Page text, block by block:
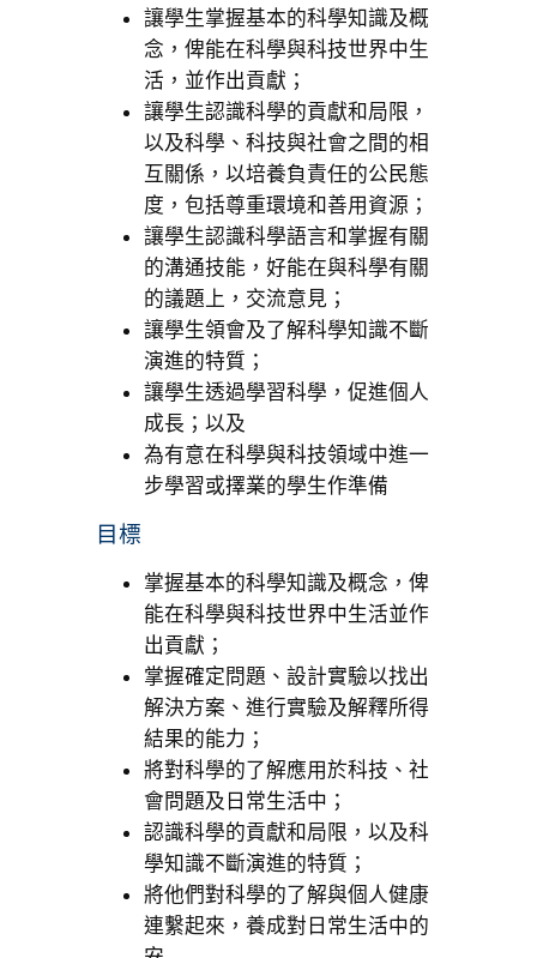
讓學生掌握基本的科學知識及概
念，俾能在科學與科技世界中生
活，並作出貢獻；
讓學生認識科學的貢獻和局限，
以及科學、科技與社會之間的相
互關係，以培養負責任的公民態
度，包括尊重環境和善用資源；
讓學生認識科學語言和掌握有關
的溝通技能，好能在與科學有關
的議題上，交流意見；
讓學生領會及了解科學知識不斷
演進的特質；
讓學生透過學習科學，促進個人
成長；以及
為有意在科學與科技領域中進一
步學習或擇業的學生作準備
目標
掌握基本的科學知識及概念，俾
能在科學與科技世界中生活並作
出貢獻；
掌握確定問題、設計實驗以找出
解決方案、進行實驗及解釋所得
結果的能力；
將對科學的了解應用於科技、社
會問題及日常生活中；
認識科學的貢獻和局限，以及科
學知識不斷演進的特質；
將他們對科學的了解與個人健康
連繫起來，養成對日常生活中的